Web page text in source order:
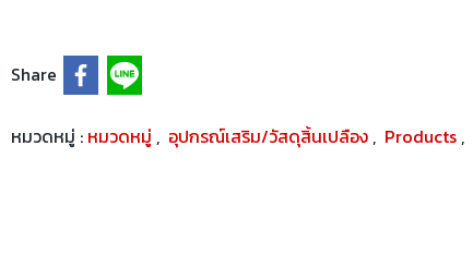
Share
หมวดหมู่ : หมวดหมู่ , อุปกรณ์เสริม/วัสดุสิ้นเปลือง , Products ,